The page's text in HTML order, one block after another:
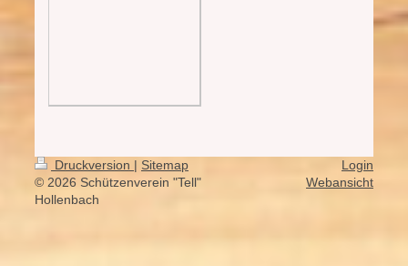
Druckversion | Sitemap
© 2026 Schützenverein "Tell"
Hollenbach
Login
Webansicht